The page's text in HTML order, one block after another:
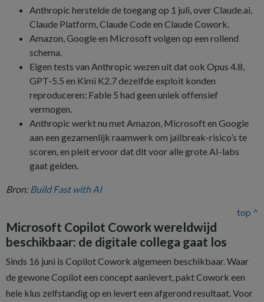
Anthropic herstelde de toegang op 1 juli, over Claude.ai,
Claude Platform, Claude Code en Claude Cowork.
Amazon, Google en Microsoft volgen op een rollend
schema.
Eigen tests van Anthropic wezen uit dat ook Opus 4.8,
GPT-5.5 en Kimi K2.7 dezelfde exploit konden
reproduceren: Fable 5 had geen uniek offensief
vermogen.
Anthropic werkt nu met Amazon, Microsoft en Google
aan een gezamenlijk raamwerk om jailbreak-risico’s te
scoren, en pleit ervoor dat dit voor alle grote AI-labs
gaat gelden.
Bron: Build Fast with AI
top ^
Microsoft Copilot Cowork wereldwijd
beschikbaar: de digitale collega gaat los
Sinds 16 juni is Copilot Cowork algemeen beschikbaar. Waar
de gewone Copilot een concept aanlevert, pakt Cowork een
hele klus zelfstandig op en levert een afgerond resultaat. Voor